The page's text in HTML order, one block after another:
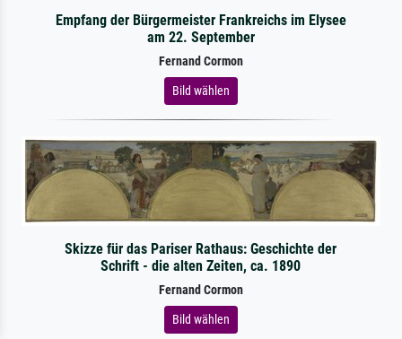
Empfang der Bürgermeister Frankreichs im Elysee
am 22. September
Fernand Cormon
Bild wählen
Skizze für das Pariser Rathaus: Geschichte der
Schrift - die alten Zeiten, ca. 1890
Fernand Cormon
Bild wählen